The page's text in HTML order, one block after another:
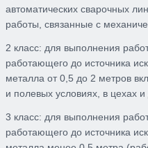
автоматических сварочных
работы, связанные с
2 класс: для выполнения
работающего до источника
металла от 0,5 до 2 метров
и полевых условиях, в цехах и
3 класс: для выполнения
работающего до источника